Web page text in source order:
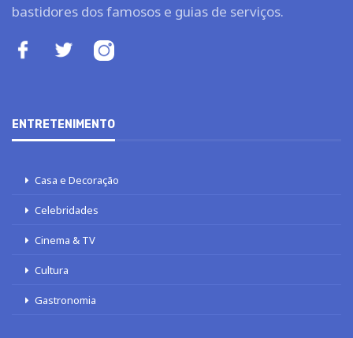
bastidores dos famosos e guias de serviços.
ENTRETENIMENTO
Casa e Decoração
Celebridades
Cinema & TV
Cultura
Gastronomia